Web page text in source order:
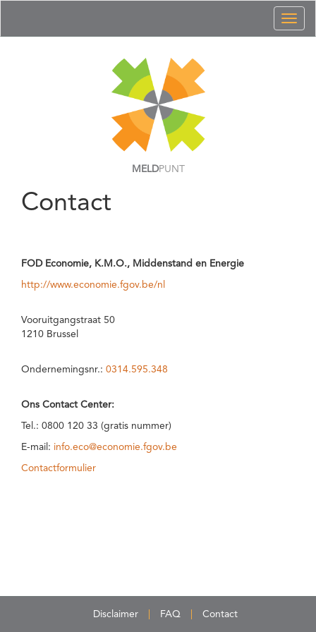
MELDPUNT
Contact
FOD Economie, K.M.O., Middenstand en Energie
http://www.economie.fgov.be/nl
Vooruitgangstraat 50
1210 Brussel
Ondernemingsnr.: 0314.595.348
Ons Contact Center:
Tel.: 0800 120 33 (gratis nummer)
E-mail: info.eco@economie.fgov.be
Contactformulier
Disclaimer FAQ Contact